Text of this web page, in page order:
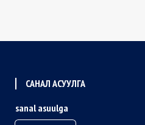
САНАЛ АСУУЛГА
sanal asuulga